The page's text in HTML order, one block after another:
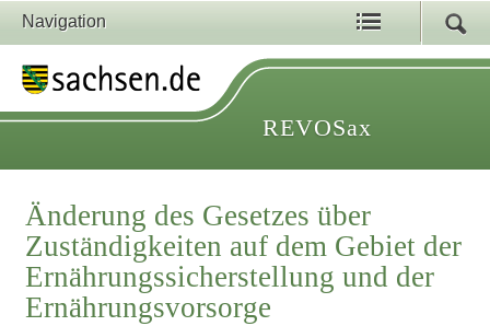
Navigation
REVOSax
Änderung des Gesetzes über
Zuständigkeiten auf dem Gebiet der
Ernährungssicherstellung und der
Ernährungsvorsorge